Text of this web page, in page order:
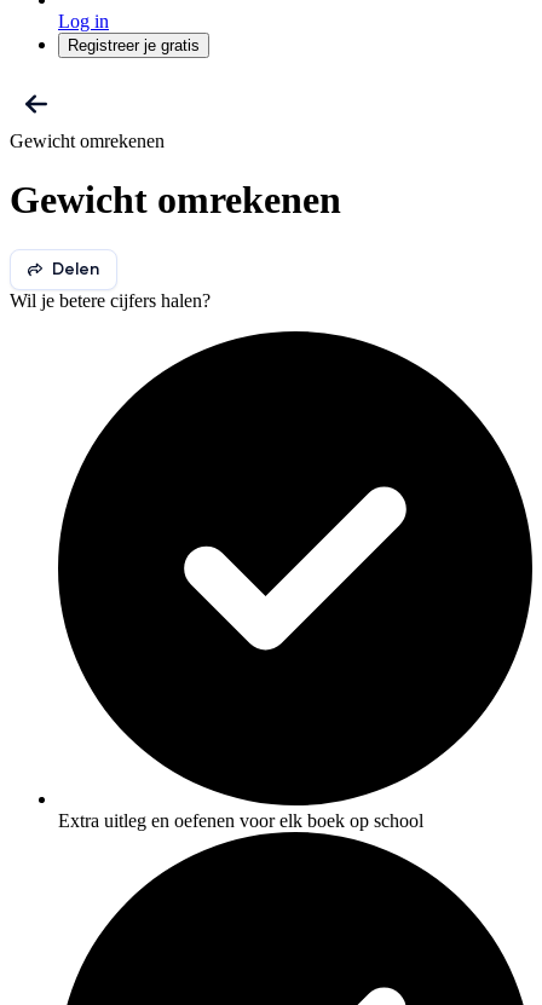
Log in
Registreer je gratis
Gewicht omrekenen
Gewicht omrekenen
Delen
Wil je betere cijfers halen?
Extra uitleg en oefenen voor elk boek op school